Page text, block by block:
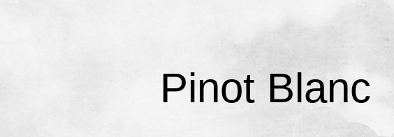
Pinot Blanc